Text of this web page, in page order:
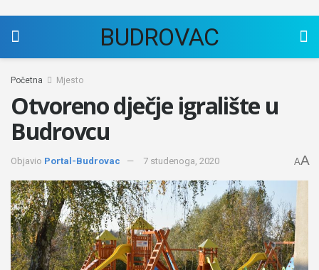
BUDROVAC
Početna Mjesto
Otvoreno dječje igralište u
Budrovcu
Objavio Portal-Budrovac 7 studenoga, 2020 AA